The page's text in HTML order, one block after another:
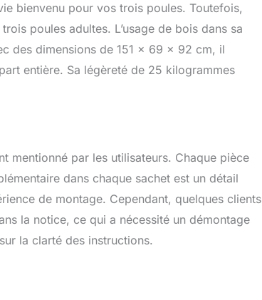
bienvenu pour vos trois poules. Toutefois,
poules adultes. L’usage de bois dans sa
des dimensions de 151 x 69 x 92 cm, il
entière. Sa légèreté de 25 kilogrammes
mentionné par les utilisateurs. Chaque pièce
dans chaque sachet est un détail
de montage. Cependant, quelques clients
la notice, ce qui a nécessité un démontage
la clarté des instructions.